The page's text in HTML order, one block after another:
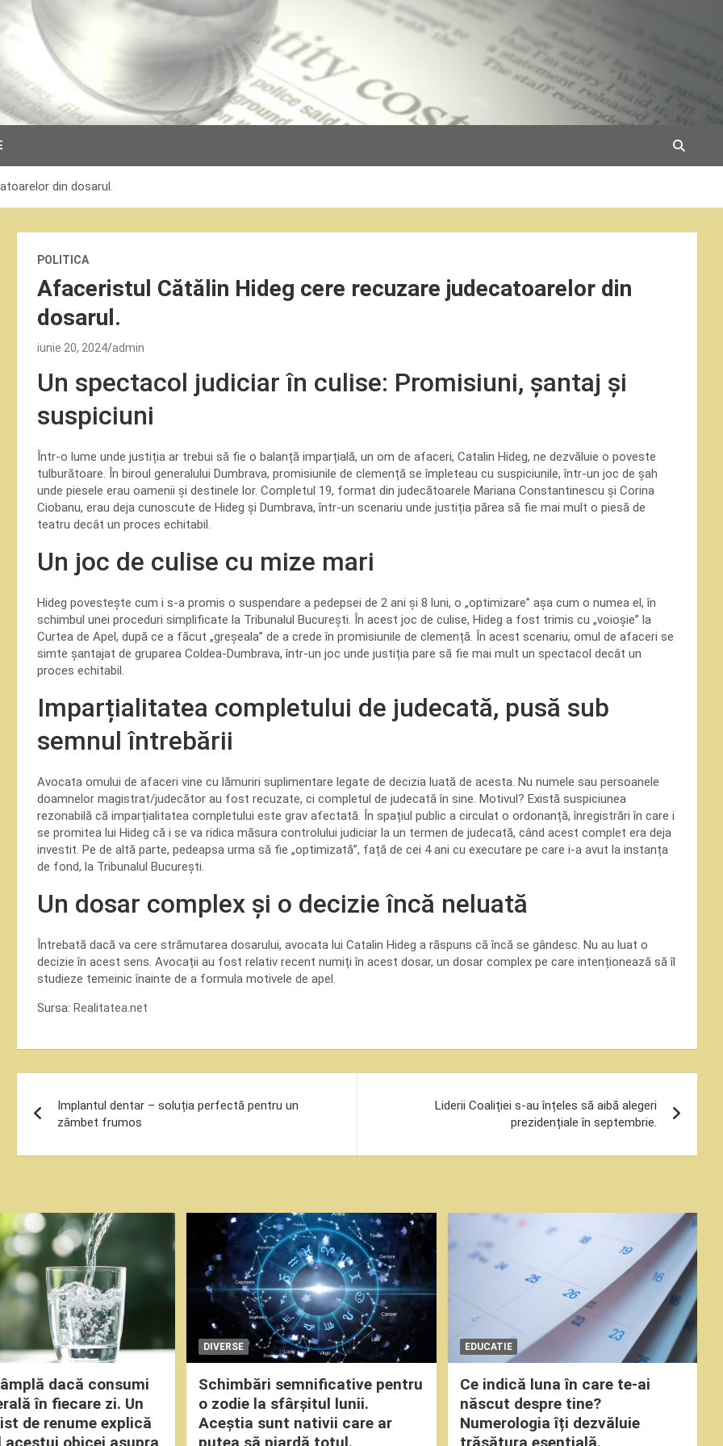
din dosarul.
POLITICA
Afaceristul Cătălin Hideg cere recuzare judecatoarelor din
dosarul.
iunie 20, 2024 admin
Un spectacol judiciar în culise: Promisiuni, șantaj și
suspiciuni
Într-o lume unde justiția ar trebui să fie o balanță imparțială, un om de afaceri, Catalin Hideg, ne dezvăluie o poveste
tulburătoare. În biroul generalului Dumbrava, promisiunile de clemență se împleteau cu suspiciunile, într-un joc de șah
unde piesele erau oamenii și destinele lor. Completul 19, format din judecătoarele Mariana Constantinescu și Corina
Ciobanu, erau deja cunoscute de Hideg și Dumbrava, într-un scenariu unde justiția părea să fie mai mult o piesă de
teatru decât un proces echitabil.
Un joc de culise cu mize mari
Hideg povestește cum i s-a promis o suspendare a pedepsei de 2 ani și 8 luni, o „optimizare” așa cum o numea el, în
schimbul unei proceduri simplificate la Tribunalul București. În acest joc de culise, Hideg a fost trimis cu „voioșie” la
Curtea de Apel, după ce a făcut „greșeala” de a crede în promisiunile de clemență. În acest scenariu, omul de afaceri se
simte șantajat de gruparea Coldea-Dumbrava, într-un joc unde justiția pare să fie mai mult un spectacol decât un
proces echitabil.
Imparțialitatea completului de judecată, pusă sub
semnul întrebării
Avocata omului de afaceri vine cu lămuriri suplimentare legate de decizia luată de acesta. Nu numele sau persoanele
doamnelor magistrat/judecător au fost recuzate, ci completul de judecată în sine. Motivul? Există suspiciunea
rezonabilă că imparțialitatea completului este grav afectată. În spațiul public a circulat o ordonanță, înregistrări în care i
se promitea lui Hideg că i se va ridica măsura controlului judiciar la un termen de judecată, când acest complet era deja
investit. Pe de altă parte, pedeapsa urma să fie „optimizată”, față de cei 4 ani cu executare pe care i-a avut la instanța
de fond, la Tribunalul București.
Un dosar complex și o decizie încă neluată
Întrebată dacă va cere strămutarea dosarului, avocata lui Catalin Hideg a răspuns că încă se gândesc. Nu au luat o
decizie în acest sens. Avocații au fost relativ recent numiți în acest dosar, un dosar complex pe care intenționează să îl
studieze temeinic înainte de a formula motivele de apel.
Sursa: Realitatea.net
în
articole
Implantul dentar – soluția perfectă pentru un
zâmbet frumos
Liderii Coaliției s-au înțeles să aibă alegeri
prezidențiale în septembrie.
dacă consumi
în fiecare zi. Un
de renume explică
obicei asupra
DIVERSE
Schimbări semnificative pentru
o zodie la sfârșitul lunii.
Aceștia sunt nativii care ar
putea să piardă totul.
EDUCATIE
Ce indică luna în care te-ai
născut despre tine?
Numerologia îți dezvăluie
trăsătura esențială.